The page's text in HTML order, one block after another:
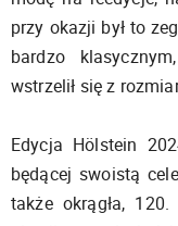
przy okazji był to
bardzo
wstrzelił się z
Edycja Hölstein
będącej swoistą
także okrągła,